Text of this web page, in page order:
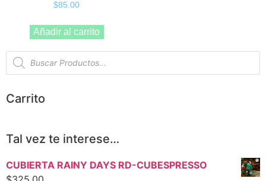
$85.00
Añadir al carrito
Carrito
Tal vez te interese…
CUBIERTA RAINY DAYS RD-CUBESPRESSO